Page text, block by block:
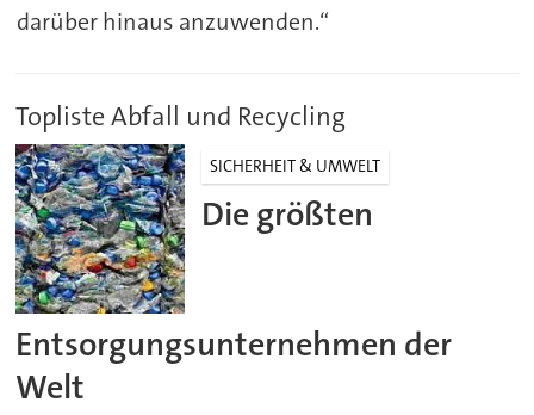
darüber hinaus anzuwenden.“
Topliste Abfall und Recycling
SICHERHEIT & UMWELT
Die größten
Entsorgungsunternehmen der
Welt